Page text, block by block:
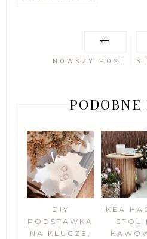
NOWSZY POST
PODOBNE
DIY
PODSTAWKA
NA KLUCZE,
IKEA